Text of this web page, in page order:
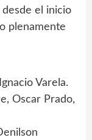
el inicio
plenamente
Varela.
Oscar Prado,